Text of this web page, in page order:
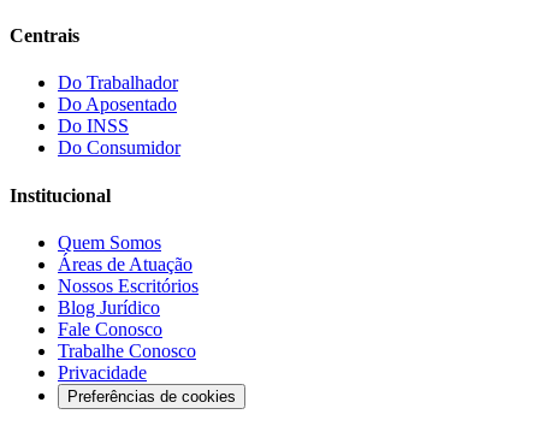
Centrais
Do Trabalhador
Do Aposentado
Do INSS
Do Consumidor
Institucional
Quem Somos
Áreas de Atuação
Nossos Escritórios
Blog Jurídico
Fale Conosco
Trabalhe Conosco
Privacidade
Preferências de cookies